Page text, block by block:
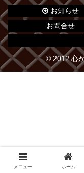
お知らせ
お問合せ
© 2012 心
メニュー ホーム